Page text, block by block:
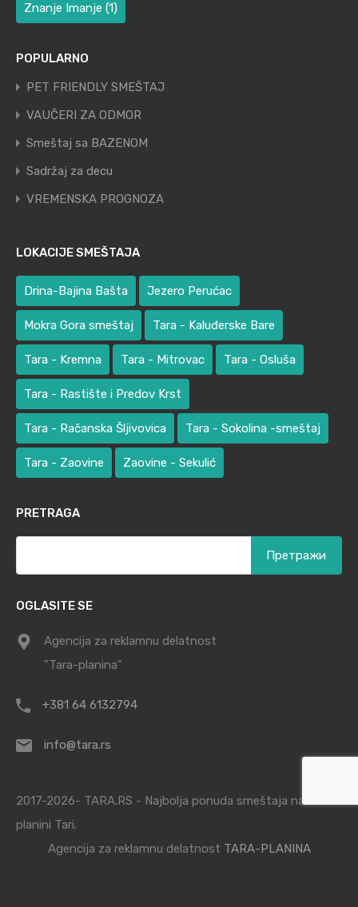
Znanje Imanje (1)
POPULARNO
PET FRIENDLY SMEŠTAJ
VAUČERI ZA ODMOR
Smeštaj sa BAZENOM
Sadržaj za decu
VREMENSKA PROGNOZA
LOKACIJE SMEŠTAJA
Drina-Bajina Bašta Jezero Perućac
Mokra Gora smeštaj Tara - Kaluđerske Bare
Tara - Kremna Tara - Mitrovac Tara - Osluša
Tara - Rastište i Predov Krst
Tara - Račanska Šljivovica Tara - Sokolina -smeštaj
Tara - Zaovine Zaovine - Sekulić
PRETRAGA
OGLASITE SE
Agencija za reklamnu delatnost
"Tara-planina"
+381 64 6132794
info@tara.rs
2017-2026- TARA.RS - Najbolja ponuda smeštaja na
planini Tari.
Agencija za reklamnu delatnost TARA-PLANINA